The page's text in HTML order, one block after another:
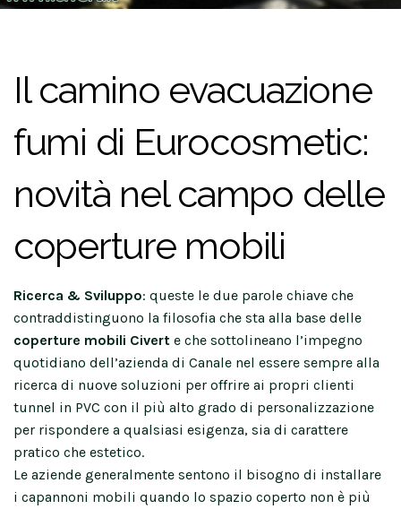
Il camino evacuazione
fumi di Eurocosmetic:
novità nel campo delle
coperture mobili
Ricerca & Sviluppo: queste le due parole chiave che
contraddistinguono la filosofia che sta alla base delle
coperture mobili Civert e che sottolineano l’impegno
quotidiano dell’azienda di Canale nel essere sempre alla
ricerca di nuove soluzioni per offrire ai propri clienti
tunnel in PVC con il più alto grado di personalizzazione
per rispondere a qualsiasi esigenza, sia di carattere
pratico che estetico.
Le aziende generalmente sentono il bisogno di installare
i capannoni mobili quando lo spazio coperto non è più